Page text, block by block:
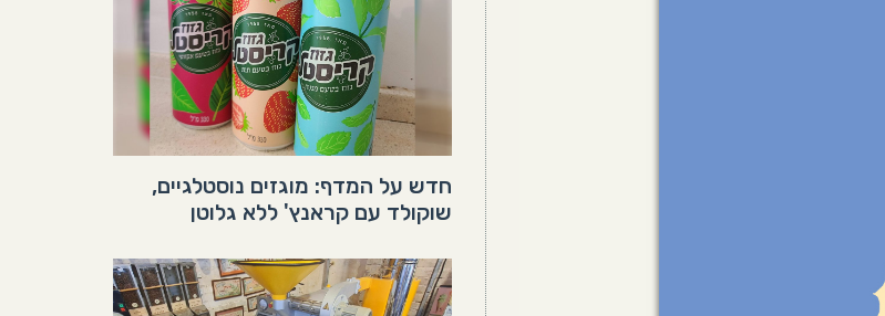
חדש על המדף: מוגזים נוסטלגיים,
שוקולד עם קראנץ' ללא גלוטן